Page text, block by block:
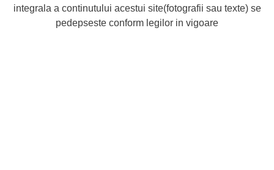
integrala a continutului acestui site(fotografii sau texte) se
pedepseste conform legilor in vigoare